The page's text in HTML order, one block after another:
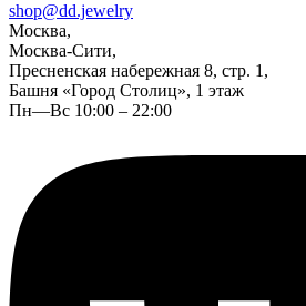
shop@dd.jewelry
Москва,
Москва-Сити,
Пресненская набережная 8, стр. 1,
Башня «Город Столиц», 1 этаж
Пн—Вс 10:00 – 22:00